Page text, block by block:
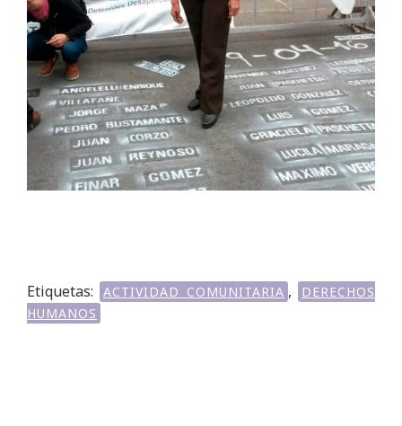
Etiquetas: ACTIVIDAD COMUNITARIA ,
DERECHOS
HUMANOS